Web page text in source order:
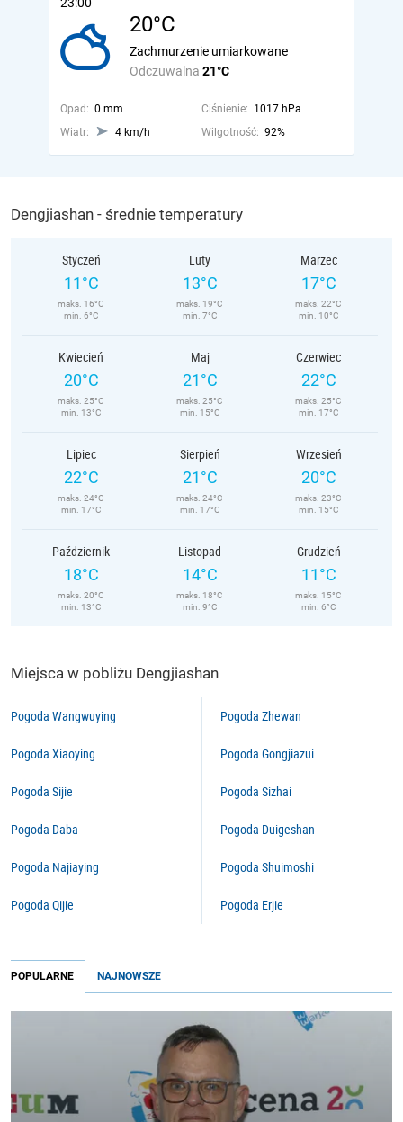
20°C
Odczuwalna 21°C
Zachmurzenie umiarkowane
Opad: 0 mm Ciśnienie: 1017 hPa
Wiatr:
4 km/h Wilgotność: 92%
Dengjiashan - średnie temperatury
Styczeń
11°C
maks. 16°C
min. 6°C
Luty
13°C
maks. 19°C
min. 7°C
Marzec
17°C
maks. 22°C
min. 10°C
Kwiecień
20°C
maks. 25°C
min. 13°C
Maj
21°C
maks. 25°C
min. 15°C
Czerwiec
22°C
maks. 25°C
min. 17°C
Lipiec
22°C
maks. 24°C
min. 17°C
Sierpień
21°C
maks. 24°C
min. 17°C
Wrzesień
20°C
maks. 23°C
min. 15°C
Październik
18°C
maks. 20°C
min. 13°C
Listopad
14°C
maks. 18°C
min. 9°C
Grudzień
11°C
maks. 15°C
min. 6°C
Miejsca w pobliżu Dengjiashan
Pogoda Wangwuying
Pogoda Xiaoying
Pogoda Sijie
Pogoda Daba
Pogoda Najiaying
Pogoda Qijie
Pogoda Zhewan
Pogoda Gongjiazui
Pogoda Sizhai
Pogoda Duigeshan
Pogoda Shuimoshi
Pogoda Erjie
POPULARNE NAJNOWSZE